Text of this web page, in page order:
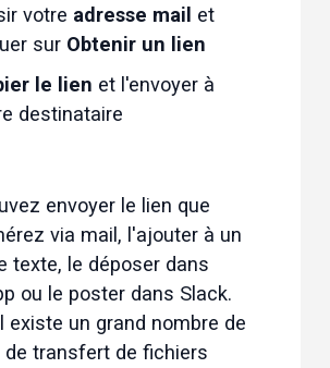
votre adresse mail et
sur Obtenir un lien
le lien et l'envoyer à
destinataire
envoyer le lien que
via mail, l'ajouter à un
texte, le déposer dans
ou le poster dans Slack.
existe un grand nombre de
de transfert de fichiers